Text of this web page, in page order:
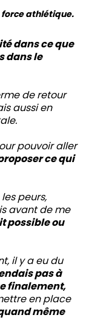
athlétique.
dans ce que
dans le
de retour
aussi en
pouvoir aller
ce qui
peurs,
avant de me
possible ou
il y a eu du
pas à
finalement,
en place
même